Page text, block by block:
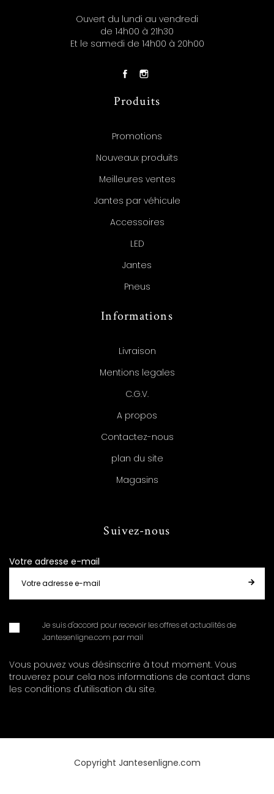
Ouvert du lundi au vendredi
de 14h00 à 21h30
Et le samedi de 14h00 à 20h00
Produits
Promotions
Nouveaux produits
Meilleures ventes
Jantes par véhicule
Accessoires
LED
Jantes
Pneus
Informations
Livraison
Mentions legales
C.G.V.
A propos
Contactez-nous
plan du site
Magasins
Suivez-nous
Votre adresse e-mail
Je suis d'accord pour recevoir les offres et actualités de
Jantesenligne.com par mail
Vous pouvez vous désinscrire à tout moment. Vous
trouverez pour cela nos informations de contact dans
les conditions d'utilisation du site.
Copyright Jantesenligne.com